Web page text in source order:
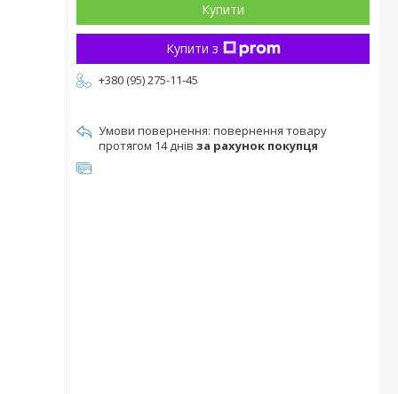
Купити
Купити з
+380 (95) 275-11-45
повернення товару
протягом 14 днів за рахунок покупця